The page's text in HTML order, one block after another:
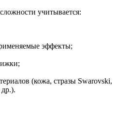
учитывается:
эффекты;
(кожа, стразы Swarovski,